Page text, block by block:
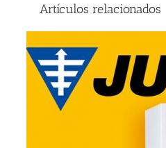
Artículos relacionados